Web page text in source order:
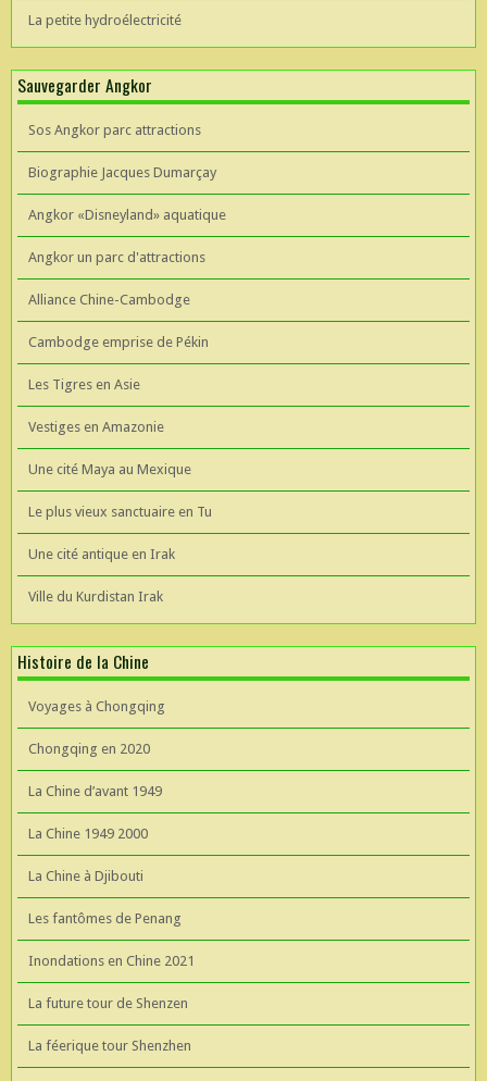
La petite hydroélectricité
Sauvegarder Angkor
Sos Angkor parc attractions
Biographie Jacques Dumarçay
Angkor «Disneyland» aquatique
Angkor un parc d'attractions
Alliance Chine-Cambodge
Cambodge emprise de Pékin
Les Tigres en Asie
Vestiges en Amazonie
Une cité Maya au Mexique
Le plus vieux sanctuaire en Tu
Une cité antique en Irak
Ville du Kurdistan Irak
Histoire de la Chine
Voyages à Chongqing
Chongqing en 2020
La Chine d’avant 1949
La Chine 1949 2000
La Chine à Djibouti
Les fantômes de Penang
Inondations en Chine 2021
La future tour de Shenzen
La féerique tour Shenzhen